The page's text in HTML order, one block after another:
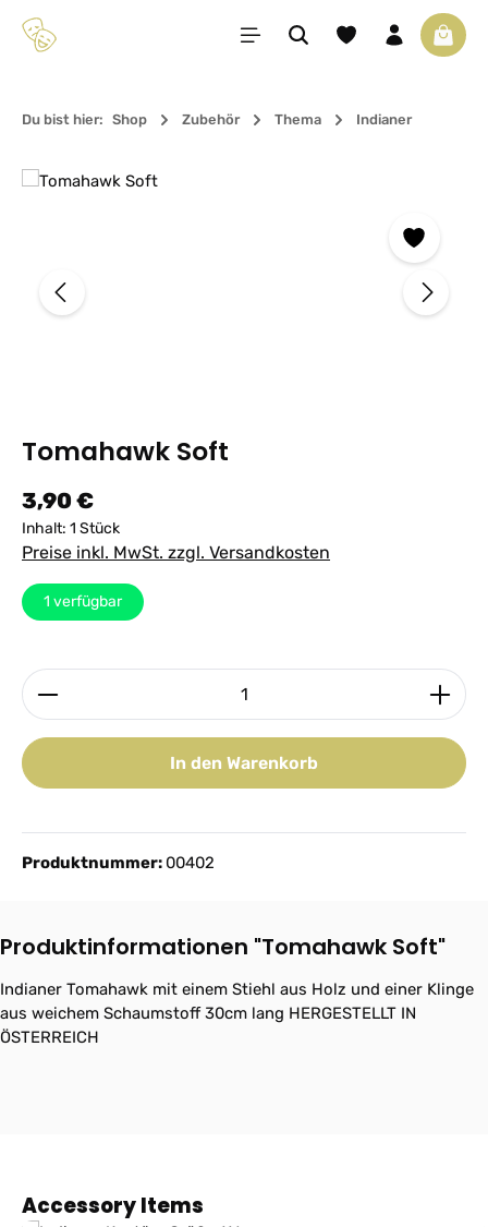
Zum Hauptinhalt springen Du hast 0 Produkte
Du bist hier: Shop Zubehör Thema Indianer
Bildergalerie überspringen
Tomahawk Soft
Regulärer Preis:
3,90 €
Inhalt: 1 Stück
Preise inkl. MwSt. zzgl. Versandkosten
1 verfügbar
Produkt Anzahl: Gib den gewünschten Wert ein
In den Warenkorb
Produktnummer: 00402
Produktinformationen "Tomahawk Soft"
Indianer Tomahawk mit einem Stiehl aus Holz und einer Klinge
aus weichem Schaumstoff 30cm lang HERGESTELLT IN
ÖSTERREICH
Produktgalerie überspringen
Accessory Items